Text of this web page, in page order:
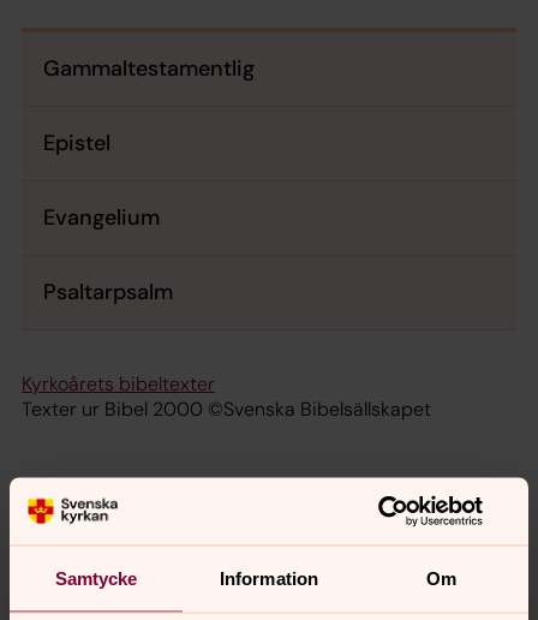
Samtycke Information Om
Gammaltestamentlig
Epistel
Evangelium
Psaltarpsalm
Kyrkoårets bibeltexter
Texter ur Bibel 2000 ©Svenska Bibelsällskapet